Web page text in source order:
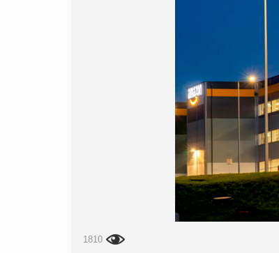
1810